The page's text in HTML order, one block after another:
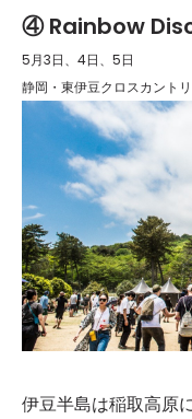
④ Rainbow
5月3日、4日、5日
静岡・東伊豆クロスカント
伊豆半島は稲取高原